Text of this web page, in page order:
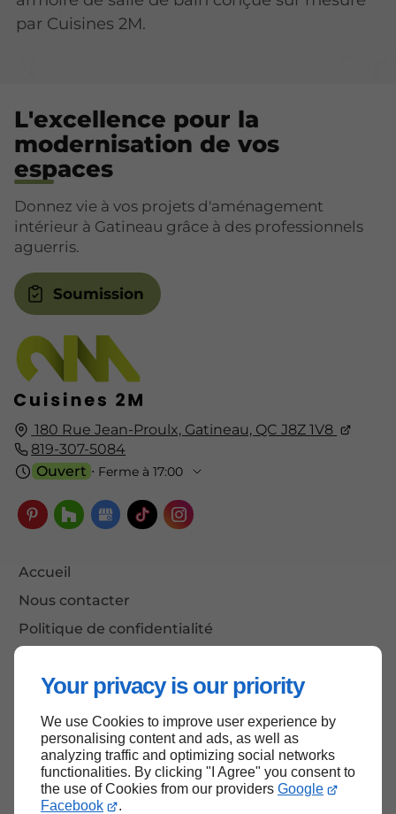
Your privacy is our priority
We use Cookies to improve user experience by
personalising content and ads, as well as
analyzing traffic and optimizing social networks
functionalities. By clicking "I Agree" you consent to
the use of Cookies from our providers Google
Facebook
.
par Cuisines 2M.
180 Rue Jean-Proulx, Gatineau, QC J8Z 1V8
819-307-5084
Ouvert ⋅ Ferme à 17:00
Accueil
Nous contacter
Politique de confidentialité
L'excellence pour la
modernisation de vos
espaces
Donnez vie à vos projets d'aménagement
intérieur à Gatineau grâce à des professionnels
aguerris.
Soumission
Haut de page